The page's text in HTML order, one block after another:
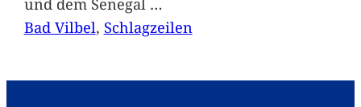
Bad Vilbel, Schlagzeilen